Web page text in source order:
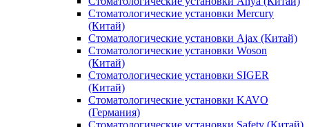
Стоматологические установки Mercury
(Китай)
Стоматологические установки Ajax (Китай)
Стоматологические установки Woson
(Китай)
Стоматологические установки SIGER
(Китай)
Стоматологические установки KAVO
(Германия)
Стоматологические установки Safety (Китай)